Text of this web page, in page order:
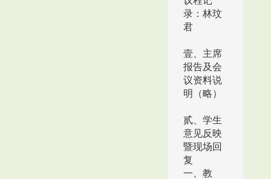
录：林玟
君
壹、主席
报告及会
议资料说
明（略）
贰、学生
意见反映
暨现场回
复
一、教